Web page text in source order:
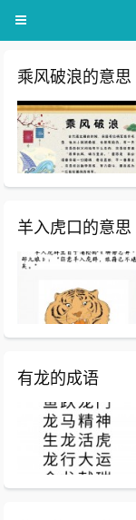
乘风破浪的意思
羊入虎口的意思
有龙的成语